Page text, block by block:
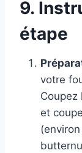
9.
étape
votre
et